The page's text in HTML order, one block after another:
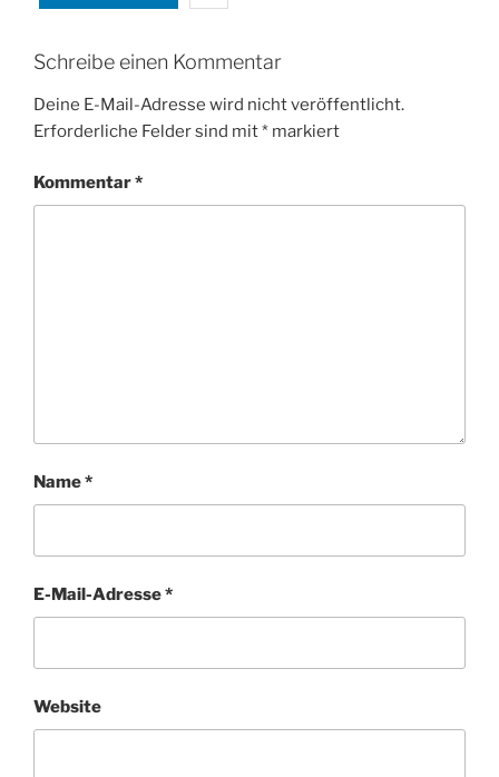
Schreibe einen Kommentar
Deine E-Mail-Adresse wird nicht veröffentlicht.
Erforderliche Felder sind mit* markiert
Kommentar*
Name*
E-Mail-Adresse*
Website